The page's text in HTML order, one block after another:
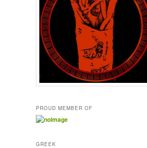
PROUD MEMBER OF
GREEK